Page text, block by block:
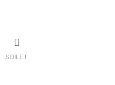
SDÍLET